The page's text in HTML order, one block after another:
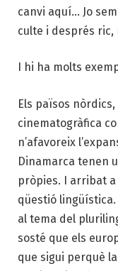
canvi aquí… Jo
culte i després ric,
I hi ha molts
Els països
cinematogràfica
n’afavoreix
Dinamarca tenen
pròpies. I arribat
qüestió
al tema del
sosté que els
que sigui perquè